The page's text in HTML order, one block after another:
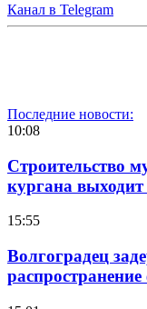
Канал в Telegram
Последние новости:
10:08
Строительство
кургана
15:55
Волгоградец